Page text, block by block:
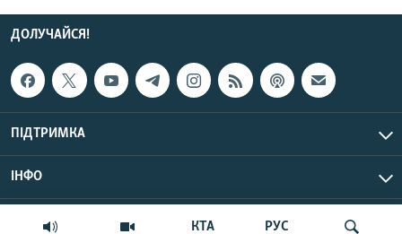
КТА РУС
ДОЛУЧАЙСЯ!
ПІДТРИМКА
ІНФО
© Крим.Реалії, 2026 | Усі права застережено.